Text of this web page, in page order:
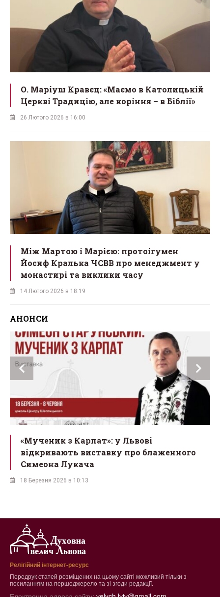
О. Маріуш Кравєц: «Маємо в Католицькій
Церкві Традицію, але коріння – в Біблії»
26 Лютого 2026 в 16:00
Між Мартою і Марією: протоігумен
Йосиф Кралька ЧСВВ про менеджмент у
монастирі та виклики часу
14 Лютого 2026 в 18:19
АНОНСИ
«Мученик з Карпат»: у Львові
відкривають виставку про блаженного
Симеона Лукача
18 Березня 2026 в 10:13
Релігійний інтернет-ресурс
Передрук статей розміщених на цьому сайті можливий тільки з
посиланням на першоджерело та зі згоди редакції.